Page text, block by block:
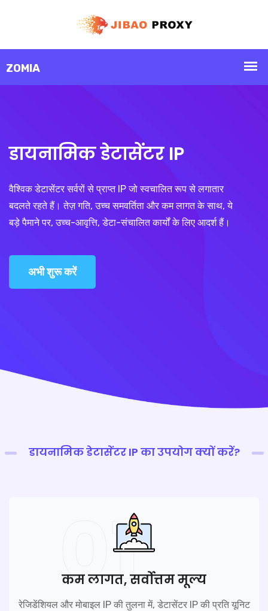
डायनामिक डेटासेंटर IP
वैश्विक डेटासेंटर सर्वरों से प्राप्त IP जो स्वचालित रूप से लगातार
बदलते रहते हैं। तेज़ गति, उच्च समवर्तिता और कम लागत के साथ, ये
बड़े पैमाने पर, उच्च-आवृत्ति, डेटा-संचालित कार्यों के लिए आदर्श हैं।
अभी शुरू करें
डायनामिक डेटासेंटर IP का उपयोग क्यों करें?
01
कम लागत, सर्वोत्तम मूल्य
रेजिडेंशियल और मोबाइल IP की तुलना में, डेटासेंटर IP की प्रति यूनिट